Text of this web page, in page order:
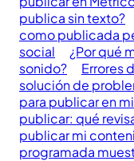
publica sin texto?
como publicada
social
¿Por qué
sonido?
Errores
solución de
para publicar en
publicar: qué
publicar mi
programada